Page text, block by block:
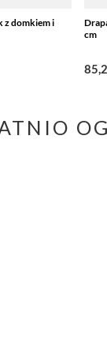
z domkiem i
cm